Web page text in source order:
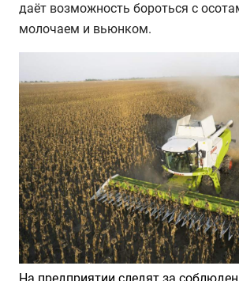
даёт возможность бороться с
молочаем и вьюнком.